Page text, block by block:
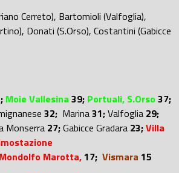
Cerreto), Bartomioli (Valfoglia),
Donati (S.Orso), Costantini (Gabicce
; Moie Vallesina 39; Portuali, S.Orso37;
32; Marina31;Valfoglia 29;
Monserra 27;Gabicce Gradara 23;Villa
Mondolfo Marotta,17; Vismara 15